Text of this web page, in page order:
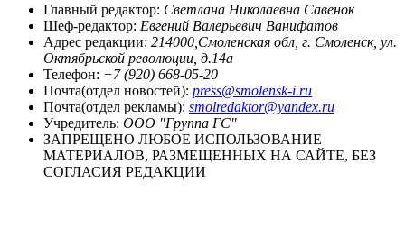
Главный редактор: Светлана Николаевна Савенок
Шеф-редактор: Евгений Валерьевич Ванифатов
Адрес редакции: 214000,Смоленская обл, г. Смоленск, ул.
Октябрьской революции, д.14а
Телефон: +7 (920) 668-05-20
Почта(отдел новостей): press@smolensk-i.ru
Почта(отдел рекламы): smolredaktor@yandex.ru
Учредитель: ООО "Группа ГС"
ЗАПРЕЩЕНО ЛЮБОЕ ИСПОЛЬЗОВАНИЕ
МАТЕРИАЛОВ, РАЗМЕЩЕННЫХ НА САЙТЕ, БЕЗ
СОГЛАСИЯ РЕДАКЦИИ